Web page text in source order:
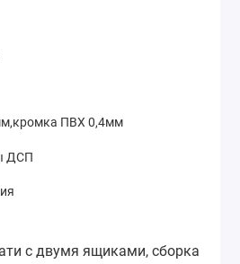
ПВХ 0,4мм
ДСП
с двумя ящиками, сборка